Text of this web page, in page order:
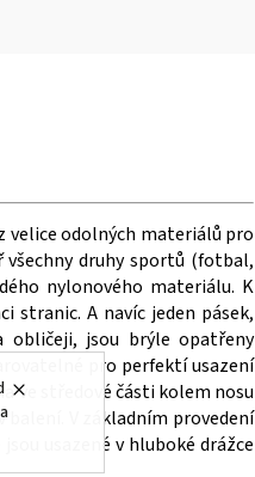
velice odolných materiálů pro
druhy sportů (fotbal,
nylonového materiálu. K
stranic. A navíc jeden pásek,
jsou brýle opatřeny
pro perfektí usazení
ve středové části kolem nosu
balení. V základním provedení
usazené v hluboké drážce